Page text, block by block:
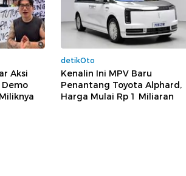
Aksi
detikOto
Kenalin Ini MPV Baru
Penantang Toyota Alphard,
Harga Mulai Rp 1 Miliaran